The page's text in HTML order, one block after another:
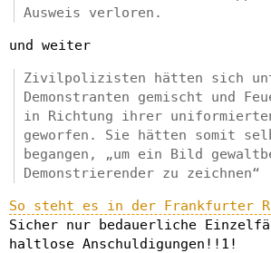
Ausweis verloren.
und weiter
Zivilpolizisten hätten sich
Demonstranten gemischt und
in Richtung ihrer
geworfen. Sie hätten somit
begangen, „um ein Bild
Demonstrierender zu zeichnen“
So steht es in der Frankfurter
Sicher nur bedauerliche
haltlose Anschuldigungen!!1!